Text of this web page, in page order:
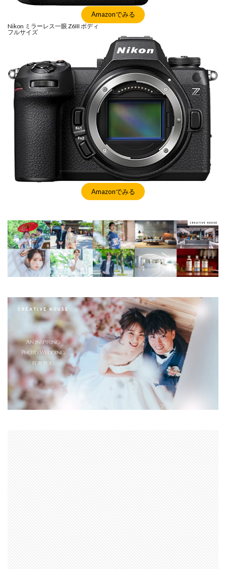
Amazonでみる
Nikon ミラーレス一眼 Z6III ボディ
フルサイズ
Amazonでみる